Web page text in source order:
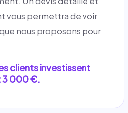
vous permettra de voir
nous proposons pour
clients investissent
3 000 €.